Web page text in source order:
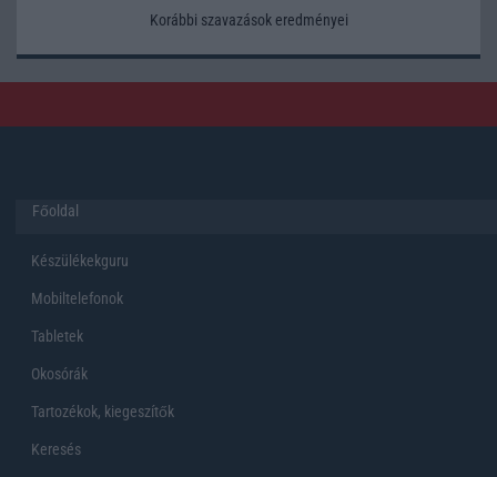
Korábbi szavazások eredményei
Főoldal
Készülékekguru
Mobiltelefonok
Tabletek
Okosórák
Tartozékok, kiegeszítők
Keresés